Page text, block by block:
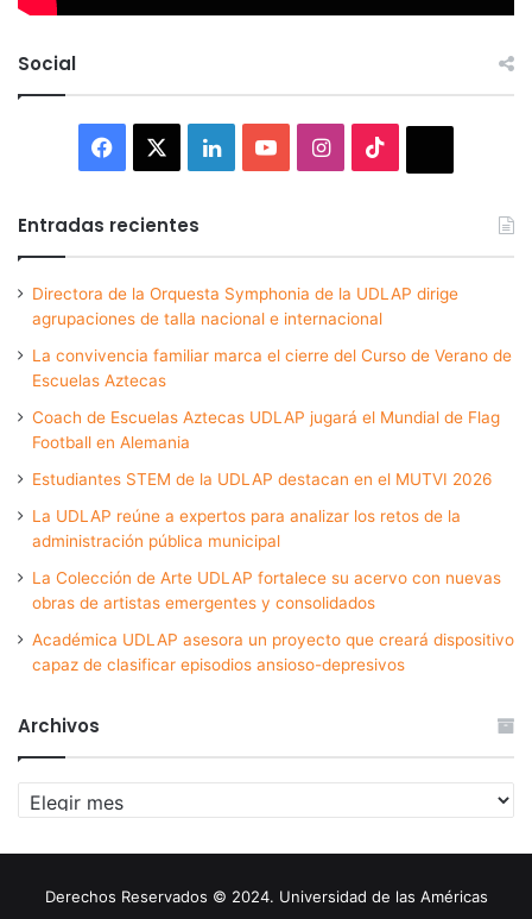
Social
Facebook LinkedInYouTubeInstagram
Entradas recientes
Directora de la Orquesta Symphonia de la UDLAP dirige
agrupaciones de talla nacional e internacional
La convivencia familiar marca el cierre del Curso de Verano de
Escuelas Aztecas
Coach de Escuelas Aztecas UDLAP jugará el Mundial de Flag
Football en Alemania
Estudiantes STEM de la UDLAP destacan en el MUTVI 2026
La UDLAP reúne a expertos para analizar los retos de la
administración pública municipal
La Colección de Arte UDLAP fortalece su acervo con nuevas
obras de artistas emergentes y consolidados
Académica UDLAP asesora un proyecto que creará dispositivo
capaz de clasificar episodios ansioso-depresivos
Archivos
Archivos
Derechos Reservados © 2024. Universidad de las Américas